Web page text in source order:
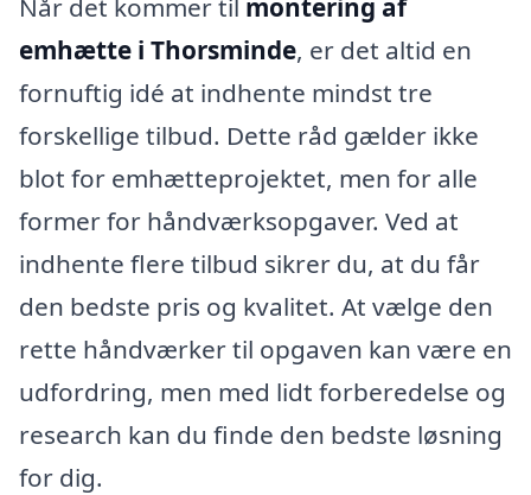
Når det kommer til montering af
emhætte i Thorsminde, er det altid en
fornuftig idé at indhente mindst tre
forskellige tilbud. Dette råd gælder ikke
blot for emhætteprojektet, men for alle
former for håndværksopgaver. Ved at
indhente flere tilbud sikrer du, at du får
den bedste pris og kvalitet. At vælge den
rette håndværker til opgaven kan være en
udfordring, men med lidt forberedelse og
research kan du finde den bedste løsning
for dig.